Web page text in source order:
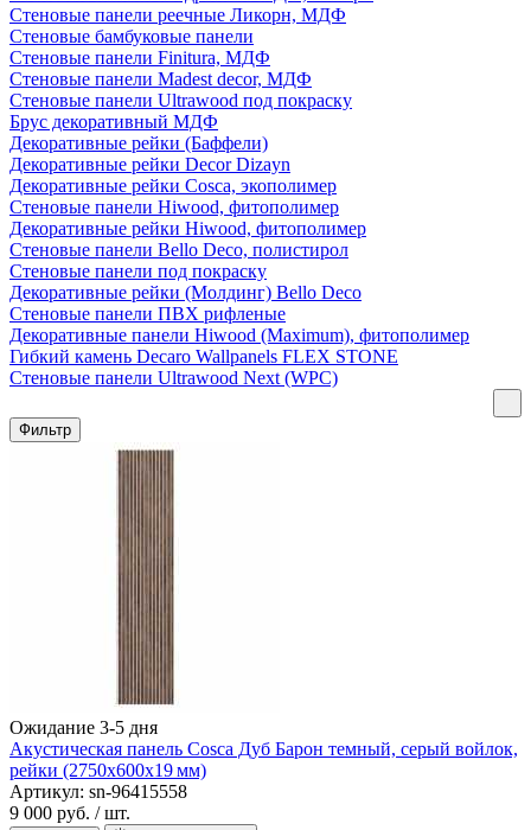
Стеновые панели реечные Ликорн, МДФ
Стеновые бамбуковые панели
Стеновые панели Finitura, МДФ
Стеновые панели Madest decor, МДФ
Стеновые панели Ultrawood под покраску
Брус декоративный МДФ
Декоративные рейки (Баффели)
Декоративные рейки Decor Dizayn
Декоративные рейки Cosca, экополимер
Стеновые панели Hiwood, фитополимер
Декоративные рейки Hiwood, фитополимер
Стеновые панели Bello Deco, полистирол
Стеновые панели под покраску
Декоративные рейки (Молдинг) Bello Deco
Стеновые панели ПВХ рифленые
Декоративные панели Hiwood (Maximum), фитополимер
Гибкий камень Decaro Wallpanels FLEX STONE
Стеновые панели Ultrawood Next (WPC)
Фильтр
Ожидание 3-5 дня
Акустическая панель Cosca Дуб Барон темный, серый войлок,
рейки (2750х600х19 мм)
Артикул: sn-96415558
9 000 руб. / шт.